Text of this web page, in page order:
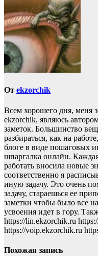
От ekzorchik
Всем хорошего дня, меня
ekzorchik, являюсь
заметок. Большинство
разбираться, как на
блоге в виде пошаговых
шпаргалка онлайн.
работать вносила новые
соответственно я
иную задачу. Это очень
задачу, стараешься ее
заметки чтобы было все
усвоения идет в гору.
https://lin.ekzorchik.ru
https://voip.ekzorchik.ru
Похожая запись